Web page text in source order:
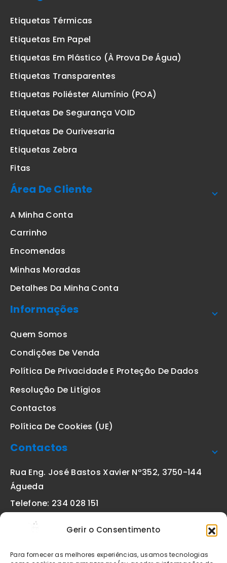
Gerir o Consentimento
Para fornecer as melhores experiências, usamos tecnologias
Etiquetas Térmicas
Etiquetas Em Papel
Etiquetas Em Plástico (à Prova De Água)
Etiquetas Transparentes
Etiquetas Poliéster Alumínio (POA)
Etiquetas De Segurança VOID
Etiquetas De Ourivesaria
Etiquetas Zebra
Fitas
Área De Cliente
A Minha Conta
Carrinho
Encomendas
Minhas Moradas
Detalhes Da Minha Conta
Informações
Quem Somos
Condições De Venda
Política De Privacidade E Proteção De Dados
Resolução De Litígios
Contactos
Política De Cookies (UE)
Contactos
Rua Eng. José Bastos Xavier Nº352, 3750-144
Águeda
Telefone: 234 028 151
geral@etiquetas-online.pt